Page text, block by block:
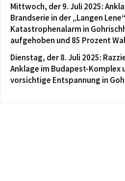
Mittwoch, der 9. Juli 2025:
Brandserie in der „Langen
Katastrophenalarm in
aufgehoben und 85 Prozent
Dienstag, der 8. Juli 2025:
Anklage im Budapest-Komplex
vorsichtige Entspannung in